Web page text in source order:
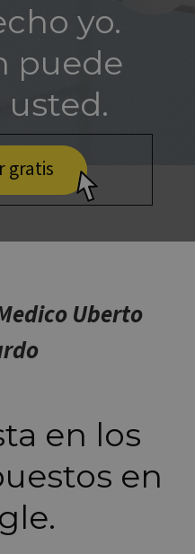
yo.
puede
usted.
gratis
Uberto
en los
en